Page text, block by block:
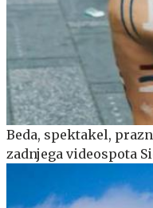
Beda, spektakel,
zadnjega videospota